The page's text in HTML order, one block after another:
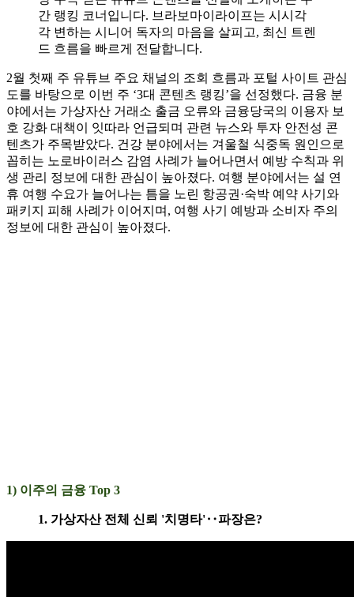
간 랭킹 코너입니다. 브라보마이라이프는 시시각
각 변하는 시니어 독자의 마음을 살피고, 최신 트렌
드 흐름을 빠르게 전달합니다.
2월 첫째 주 유튜브 주요 채널의 조회 흐름과 포털 사이트 관심
도를 바탕으로 이번 주 ‘3대 콘텐츠 랭킹’을 선정했다. 금융 분
야에서는 가상자산 거래소 출금 오류와 금융당국의 이용자 보
호 강화 대책이 잇따라 언급되며 관련 뉴스와 투자 안전성 콘
텐츠가 주목받았다. 건강 분야에서는 겨울철 식중독 원인으로
꼽히는 노로바이러스 감염 사례가 늘어나면서 예방 수칙과 위
생 관리 정보에 대한 관심이 높아졌다. 여행 분야에서는 설 연
휴 여행 수요가 늘어나는 틈을 노린 항공권·숙박 예약 사기와
패키지 피해 사례가 이어지며, 여행 사기 예방과 소비자 주의
정보에 대한 관심이 높아졌다.
1) 이주의 금융 Top 3
1. 가상자산 전체 신뢰 '치명타'‥파장은?